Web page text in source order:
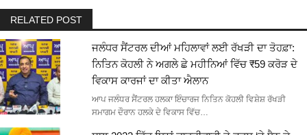
RELATED POST
ਜਲੰਧਰ ਸੈਂਟਰਲ ਦੀਆਂ ਮਹਿਲਾਵਾਂ ਲਈ ਰੱਖੜੀ ਦਾ ਤੋਹਫ਼ਾ:
ਨਿਤਿਨ ਕੋਹਲੀ ਨੇ ਅਗਲੇ ਛੇ ਮਹੀਨਿਆਂ ਵਿੱਚ ₹59 ਕਰੋੜ ਦੇ
ਵਿਕਾਸ ਕਾਰਜਾਂ ਦਾ ਕੀਤਾ ਐਲਾਨ
ਆਪ ਜਲੰਧਰ ਸੈਂਟਰਲ ਹਲਕਾ ਇੰਚਾਰਜ ਨਿਤਿਨ ਕੋਹਲੀ ਵਿਸ਼ੇਸ਼ ਰੱਖੜੀ
ਸਮਾਗਮ ਦੌਰਾਨ ਹਲਕੇ ਦੇ ਵਿਕਾਸ ਵਿੱਚ…